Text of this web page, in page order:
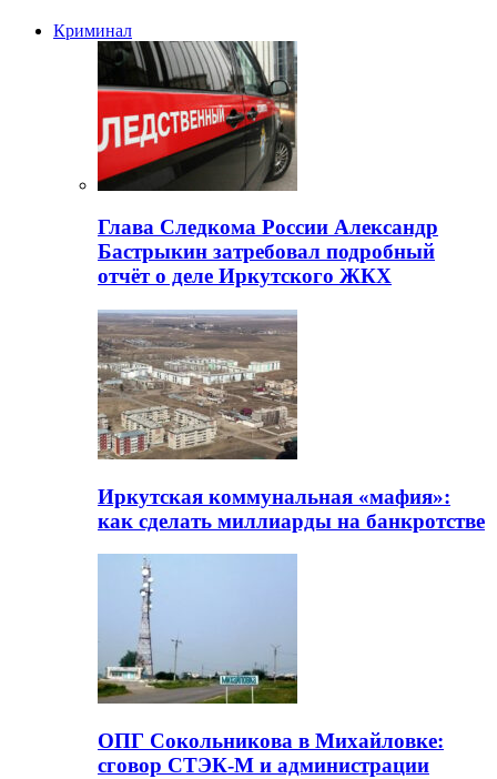
Криминал
Глава Следкома России Александр
Бастрыкин затребовал подробный
отчёт о деле Иркутского ЖКХ
Иркутская коммунальная «мафия»:
как сделать миллиарды на банкротстве
ОПГ Сокольникова в Михайловке:
сговор СТЭК-М и администрации